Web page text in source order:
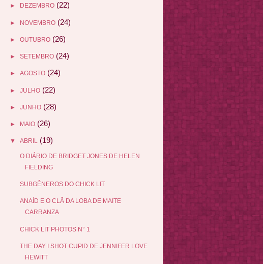
► DEZEMBRO (22)
► NOVEMBRO (24)
► OUTUBRO (26)
► SETEMBRO (24)
► AGOSTO (24)
► JULHO (22)
► JUNHO (28)
► MAIO (26)
▼ ABRIL (19)
O DIÁRIO DE BRIDGET JONES DE HELEN
FIELDING
SUBGÊNEROS DO CHICK LIT
ANAÍD E O CLÃ DA LOBA DE MAITE
CARRANZA
CHICK LIT PHOTOS N° 1
THE DAY I SHOT CUPID DE JENNIFER LOVE
HEWITT